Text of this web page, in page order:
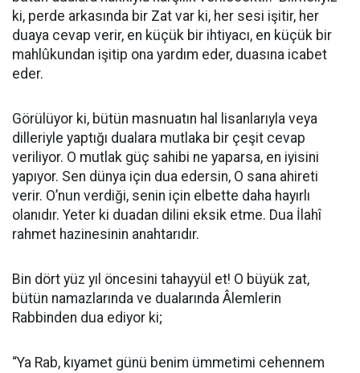
ki, perde arkasında bir Zat var ki, her sesi işitir, her
duaya cevap verir, en küçük bir ihtiyacı, en küçük bir
mahlûkundan işitip ona yardım eder, duasına icabet
eder.
Görülüyor ki, bütün masnuatın hal lisanlarıyla veya
dilleriyle yaptığı dualara mutlaka bir çeşit cevap
veriliyor. O mutlak güç sahibi ne yaparsa, en iyisini
yapıyor. Sen dünya için dua edersin, O sana ahireti
verir. O’nun verdiği, senin için elbette daha hayırlı
olanıdır. Yeter ki duadan dilini eksik etme. Dua İlahî
rahmet hazinesinin anahtarıdır.
Bin dört yüz yıl öncesini tahayyül et! O büyük zat,
bütün namazlarında ve dualarında Âlemlerin
Rabbinden dua ediyor ki;
“Ya Rab, kıyamet günü benim ümmetimi cehennem